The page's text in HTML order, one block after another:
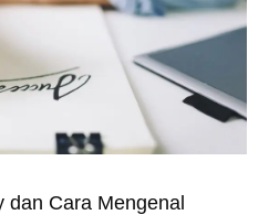
dan Cara Mengenal